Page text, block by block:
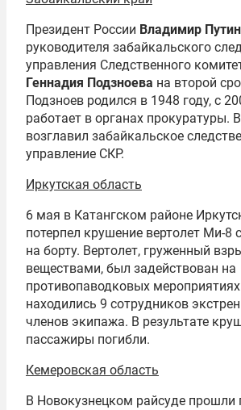
Президент России Владимир Путин
руководителя забайкальского
управления Следственного
Геннадия Подзноева на второй
Подзноев родился в 1948 году, с
работает в органах прокуратуры.
возглавил забайкальское
управление СКР.
Иркутская область
6 мая в Катангском районе
потерпел крушение вертолет Ми-8
на борту. Вертолет, груженный
веществами, был задействован на
противопаводковых
находились 9 сотрудников
членов экипажа. В результате
пассажиры погибли.
Кемеровская область
В Новокузнецком райсуде прошли